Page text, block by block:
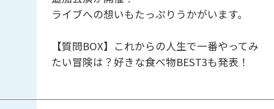
ライブへの想いもたっぷりうかがいます。
【質問BOX】これからの人生で一番やってみ
たい冒険は？好きな食べ物BEST3も発表！